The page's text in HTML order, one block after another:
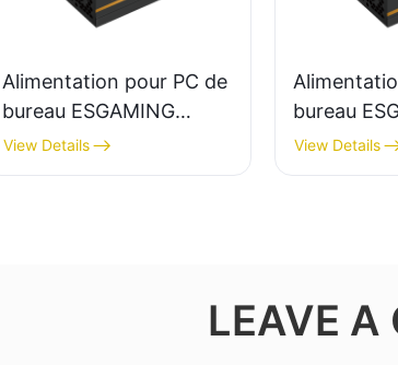
Alimentation pour PC de
bureau ESGAMING
650W, module complet,
haute qualité,
View Details
bureau
550W
View Details
LEAVE A